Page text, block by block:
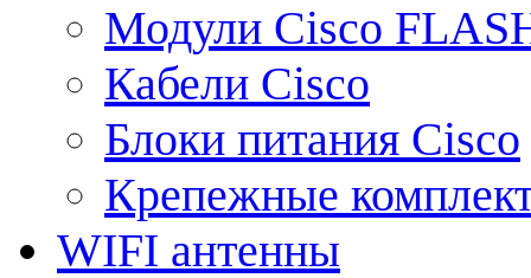
Модули Cisco
Кабели Cisco
Блоки питания Cisco
Крепежные
WIFI антенны